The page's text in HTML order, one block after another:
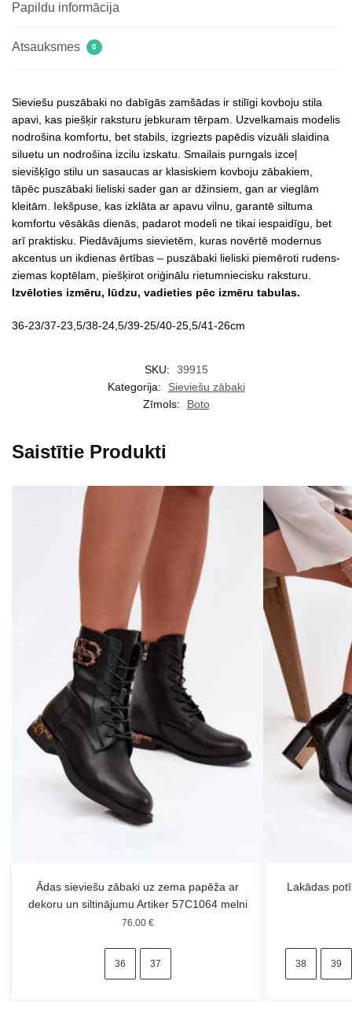
Papildu informācija
Atsauksmes 0
Sieviešu puszābaki no dabīgās zamšādas ir stilīgi kovboju stila
apavi, kas piešķir raksturu jebkuram tērpam. Uzvelkamais modelis
nodrošina komfortu, bet stabils, izgriezts papēdis vizuāli slaidina
siluetu un nodrošina izcilu izskatu. Smailais purngals izceļ
sievišķīgo stilu un sasaucas ar klasiskiem kovboju zābakiem,
tāpēc puszābaki lieliski sader gan ar džinsiem, gan ar vieglām
kleitām. Iekšpuse, kas izklāta ar apavu vilnu, garantē siltuma
komfortu vēsākās dienās, padarot modeli ne tikai iespaidīgu, bet
arī praktisku. Piedāvājums sievietēm, kuras novērtē modernus
akcentus un ikdienas ērtības – puszābaki lieliski piemēroti rudens-
ziemas koptēlam, piešķirot oriģinālu rietumniecisku raksturu.
Izvēloties izmēru, lūdzu, vadieties pēc izmēru tabulas.
36-23/37-23,5/38-24,5/39-25/40-25,5/41-26cm
SKU:
39915
Kategorija:
Sieviešu zābaki
Zīmols:
Boto
Saistītie Produkti
Ādas sieviešu zābaki uz zema papēža ar
dekoru un siltinājumu Artiker 57C1064 melni
76.00 €
36 37
Lakādas
38 39